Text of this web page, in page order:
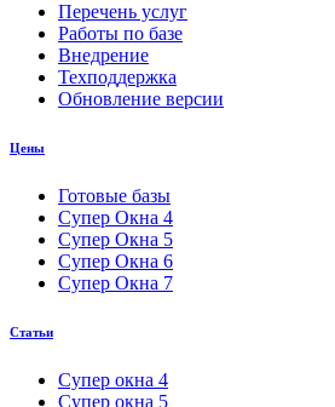
Перечень услуг
Работы по базе
Внедрение
Техподдержка
Обновление версии
Цены
Готовые базы
Супер Окна 4
Супер Окна 5
Супер Окна 6
Супер Окна 7
Статьи
Супер окна 4
Супер окна 5